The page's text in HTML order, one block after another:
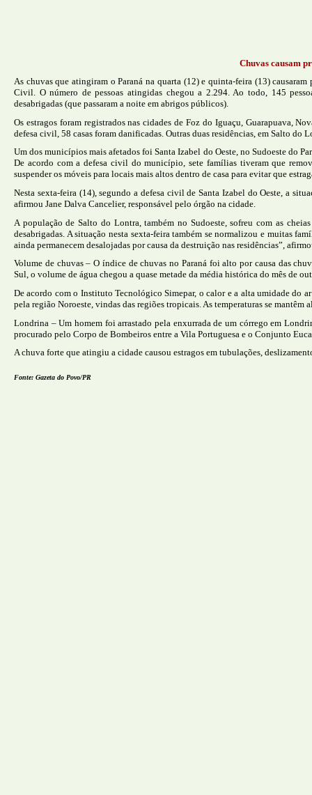
Chuvas causam
As chuvas que atingiram o Paraná na quarta (12) e quinta-feira (13)
Civil. O número de pessoas atingidas chegou a 2.294. Ao todo, 145
desabrigadas (que passaram a noite em abrigos públicos).
Os estragos foram registrados nas cidades de Foz do Iguaçu, Guarapuava,
defesa civil, 58 casas foram danificadas. Outras duas residências, em Salto do
Um dos municípios mais afetados foi Santa Izabel do Oeste, no Sudoeste do
De acordo com a defesa civil do município, sete famílias tiveram que
suspender os móveis para locais mais altos dentro de casa para evitar que
Nesta sexta-feira (14), segundo a defesa civil de Santa Izabel do Oeste, a
afirmou Jane Dalva Cancelier, responsável pelo órgão na cidade.
A população de Salto do Lontra, também no Sudoeste, sofreu com as
desabrigadas. A situação nesta sexta-feira também se normalizou e muitas
ainda permanecem desalojadas por causa da destruição nas residências”,
Volume de chuvas – O índice de chuvas no Paraná foi alto por causa das
Sul, o volume de água chegou a quase metade da média histórica do mês de
De acordo com o Instituto Tecnológico Simepar, o calor e a alta umidade do
pela região Noroeste, vindas das regiões tropicais. As temperaturas se mantêm
Londrina – Um homem foi arrastado pela enxurrada de um córrego em
procurado pelo Corpo de Bombeiros entre a Vila Portuguesa e o Conjunto
A chuva forte que atingiu a cidade causou estragos em tubulações,
Fonte: Gazeta do Povo/PR